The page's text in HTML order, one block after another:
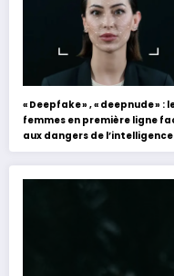
« Deepfake » , « deepnude » :
femmes en première ligne
aux dangers de l’intelligence
artificielle